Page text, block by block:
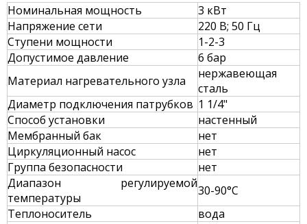
Номинальная мощность
3 кВт
Напряжение сети
220 В; 50 Гц
Ступени мощности
1-2-3
Допустимое давление
6 бар
Материал нагревательного узла
нержавеющая
сталь
Диаметр подключения патрубков 1 1/4"
Способ установки
настенный
Мембранный бак
нет
Циркуляционный насос
нет
Группа безопасности
нет
Диапазон регулируемой
температуры
30-90°С
Теплоноситель
вода